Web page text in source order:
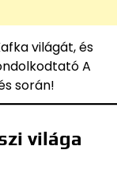
világát, és
A
során!
világa